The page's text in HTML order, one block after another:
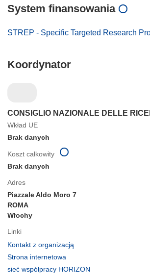
System finansowania
STREP - Specific Targeted Research
Koordynator
CONSIGLIO NAZIONALE DELLE
Wkład UE
Brak danych
Adres
Piazzale Aldo Moro 7
ROMA
Włochy
Linki
Kontakt z organizacją
Strona internetowa
otworzy
sieć współpracy HORIZON
Koszt całkowity
Brak danych